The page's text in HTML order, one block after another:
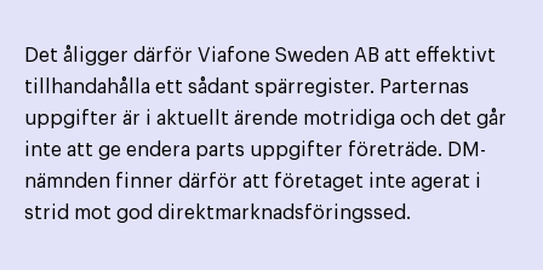
Det åligger därför Viafone Sweden AB att effektivt
tillhandahålla ett sådant spärregister. Parternas
uppgifter är i aktuellt ärende motridiga och det går
inte att ge endera parts uppgifter företräde. DM-
nämnden finner därför att företaget inte agerat i
strid mot god direktmarknadsföringssed.